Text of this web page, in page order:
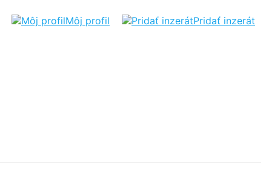
Môj profil Pridať inzerát